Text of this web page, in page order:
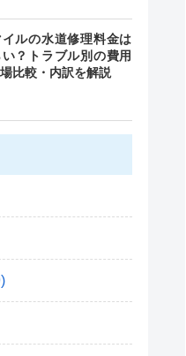
ルの水道修理料金は
？トラブル別の費用
比較・内訳を解説